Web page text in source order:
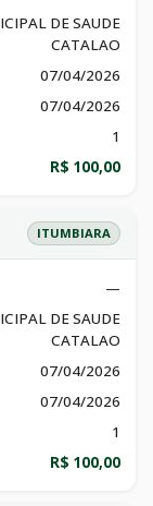
DE SAUDE
CATALAO
07/04/2026
07/04/2026
1
R$ 100,00
ITUMBIARA
—
DE SAUDE
CATALAO
07/04/2026
07/04/2026
1
R$ 100,00